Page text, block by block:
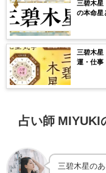
三碧木星
の本命星
三碧木星
運・仕事
占い師 MIYUKI
三碧木星の